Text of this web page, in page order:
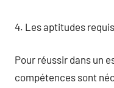
4. Les aptitudes
Pour réussir dans un
compétences sont